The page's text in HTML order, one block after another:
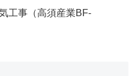
工事（高須産業BF-